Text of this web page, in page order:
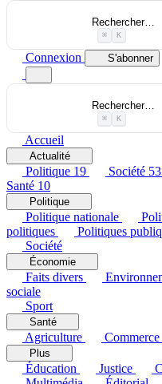
Rechercher…
⌘ K
Connexion S'abonner
Rechercher…
⌘ K
Accueil
Actualité
Politique 19 Société 53
Santé 10
Politique
Politique nationale
politiques
Politiques
Société
Économie
Faits divers
sociale
Sport
Santé
Agriculture Commerce
Plus
Éducation Justice